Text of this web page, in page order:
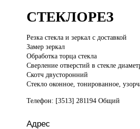
СТЕКЛОРЕЗ
Резка стеклаи зеркал с доставкой
Замер зеркал
Обработка торца стекла
Сверление отверстий в стекле
Скотч двусторонний
Стекло оконное, тонированное,
Телефон: [3513] 281194 Общий
Адрес